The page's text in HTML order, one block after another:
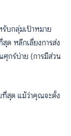
รับกลุ่มเป้าหมาย
ด หลีกเลี่ยงการส่ง
กร์บ่าย (การมีส่วน
ที่สุด แม้ว่าคุณจะตั้ง